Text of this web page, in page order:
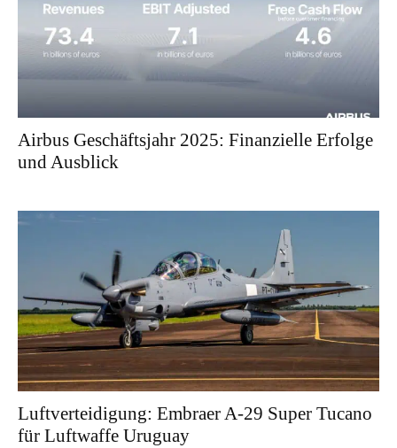
Airbus Geschäftsjahr 2025: Finanzielle Erfolge
und Ausblick
Luftverteidigung: Embraer A-29 Super Tucano
für Luftwaffe Uruguay